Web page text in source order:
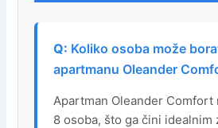
Koliko osoba može
apartmanu Oleander
Apartman Oleander Comfort
8 osoba, što ga čini idealnim